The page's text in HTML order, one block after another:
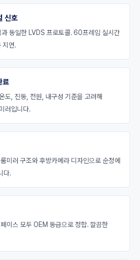
신호
동일한 LVDS 프로토콜. 60프레임 실시간
지연.
료
도, 진동, 전원, 내구성 기준을 고려해
러입니다.
미러 구조와 후방카메라 디자인으로 순정에
다.
페이스 모두 OEM 동급으로 정합. 깔끔한